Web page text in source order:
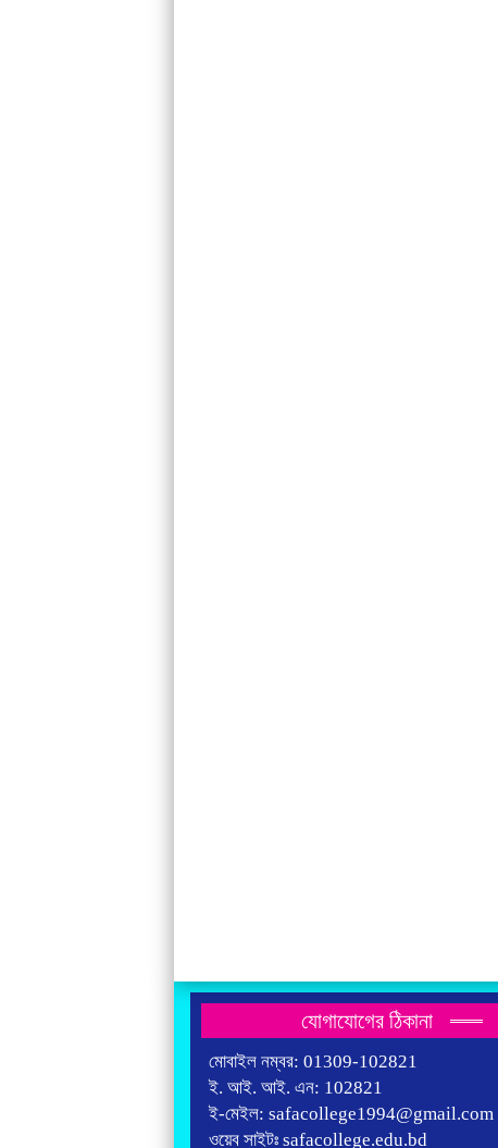
যোগাযোগের ঠিকানা
মোবাইল নম্বর: 01309-102821
ই. আই. আই. এন: 102821
ই-মেইল: safacollege1994@gmail.com
ওয়েব সাইটঃ safacollege.edu.bd